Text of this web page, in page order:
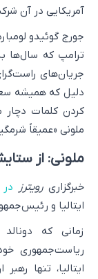
آمریکایی در آن
جورج گوئیدو
ترامپ که سال‌ها
جریان‌های
دلیل که همیشه سعی
کردن کلمات دچار
ملونی «عمیقاً
ملونی: از
خبرگزاریرویترز در
ایتالیا و
ریاست‌جمهوری
ایتالیا، تنها